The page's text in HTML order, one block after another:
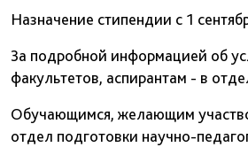
Назначение стипендии с 1
За подробной информацией об
факультетов, аспирантам - в
Обучающимся, желающим
отдел подготовки научно-